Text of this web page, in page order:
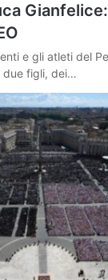
e gli atleti del
due figli, dei…